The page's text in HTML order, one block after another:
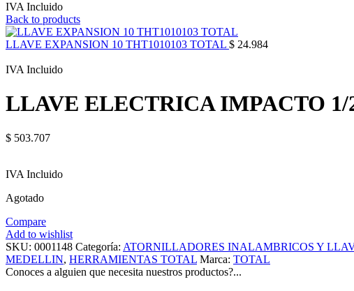
IVA Incluido
Back to products
LLAVE EXPANSION 10 THT1010103 TOTAL $ 24.984
IVA Incluido
LLAVE ELECTRICA IMPACTO
$ 503.707
IVA Incluido
Agotado
Compare
Add to wishlist
SKU: 0001148 Categoría: ATORNILLADORES INALAMBRICOS Y
MEDELLIN, HERRAMIENTAS TOTAL Marca: TOTAL
Conoces a alguien que necesita nuestros productos?...